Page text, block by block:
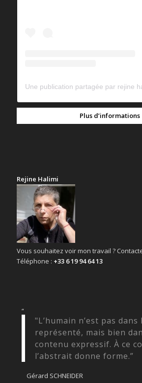
Plus d’informations
Rejine Halimi
Vous souhaitez voir mon travail ?
Téléphone : +33 6 19 94 64 13
“
"L’humain n’est pas
représenté, mais bien
contenu expressif. À ce
l’abstrait donne forme.”
Gérard SCHNEIDER